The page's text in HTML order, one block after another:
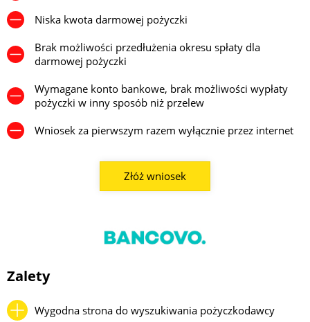
Niska kwota darmowej pożyczki
Brak możliwości przedłużenia okresu spłaty dla
darmowej pożyczki
Wymagane konto bankowe, brak możliwości wypłaty
pożyczki w inny sposób niż przelew
Wniosek za pierwszym razem wyłącznie przez internet
Złóż wniosek
Zalety
Wygodna strona do wyszukiwania pożyczkodawcy